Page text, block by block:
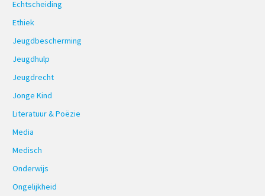
Echtscheiding
Ethiek
Jeugdbescherming
Jeugdhulp
Jeugdrecht
Jonge Kind
Literatuur & Poëzie
Media
Medisch
Onderwijs
Ongelijkheid